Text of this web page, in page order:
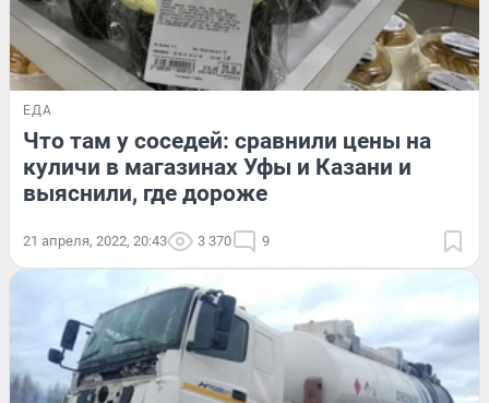
ЕДА
Что там у соседей: сравнили цены на
куличи в магазинах Уфы и Казани и
выяснили, где дороже
21 апреля, 2022, 20:43 3 370 9